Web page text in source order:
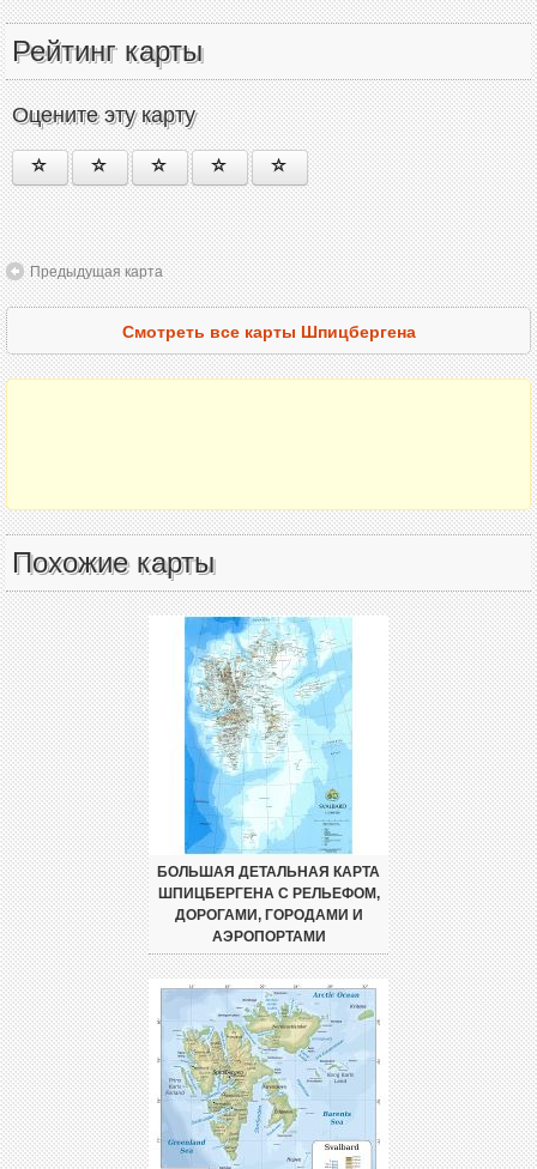
Рейтинг карты
Оцените эту карту
Предыдущая карта
Смотреть все карты Шпицбергена
Похожие карты
БОЛЬШАЯ ДЕТАЛЬНАЯ КАРТА
ШПИЦБЕРГЕНА С РЕЛЬЕФОМ,
ДОРОГАМИ, ГОРОДАМИ И
АЭРОПОРТАМИ